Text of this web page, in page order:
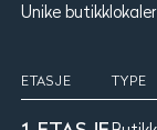
Unike
ETASJE TYPE